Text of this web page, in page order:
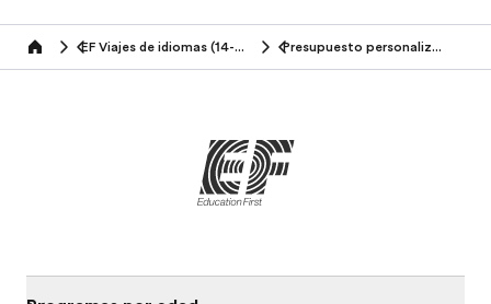
Home EF Viajes de idiomas (14-16 años) Presupuesto personalizado